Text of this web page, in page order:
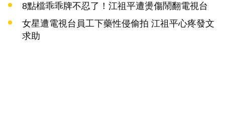
8點檔乖乖牌不忍了！江祖平遭燙傷鬧翻電視台
女星遭電視台員工下藥性侵偷拍 江祖平心疼發文
求助